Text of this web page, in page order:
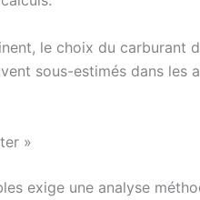
le choix du carburant
sous-estimés dans les
»
exige une analyse